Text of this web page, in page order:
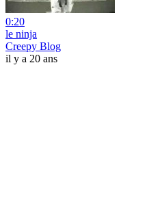
0:20
le ninja
Creepy Blog
il y a 20 ans